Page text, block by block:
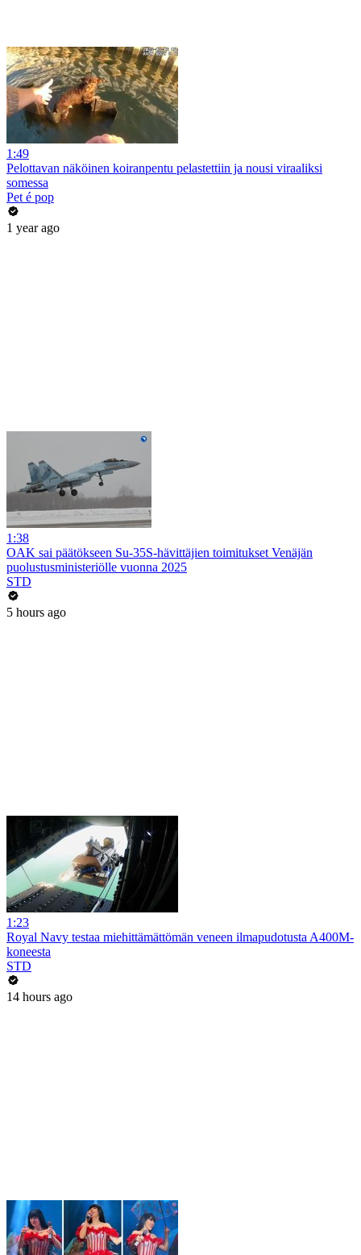
1:49
Pelottavan näköinen koiranpentu pelastettiin ja nousi viraaliksi
somessa
Pet é pop
1 year ago
1:38
OAK sai päätökseen Su-35S-hävittäjien toimitukset Venäjän
puolustusministeriölle vuonna 2025
STD
5 hours ago
1:23
Royal Navy testaa miehittämättömän veneen ilmapudotusta A400M-
koneesta
STD
14 hours ago